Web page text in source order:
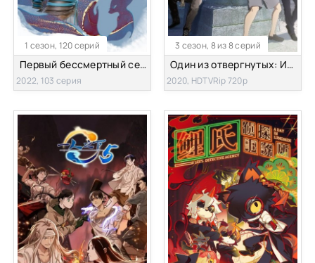
1 сезон, 120 серий
Первый бессмертный семи миров
2022, 103 серия
3 сезон, 8 из 8 серий
Один из отвергнутых: Изгой [ТВ-3]
2020, HDTVRip 720p